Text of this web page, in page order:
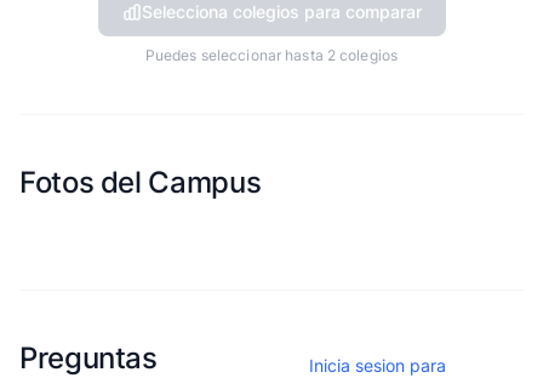
Selecciona colegios para comparar
Puedes seleccionar hasta 2 colegios
Fotos del Campus
Preguntas
Inicia sesion para